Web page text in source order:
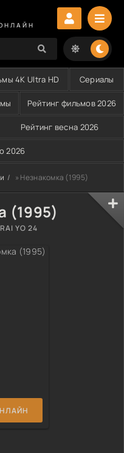
4K Ultra HD Сериалы
Рейтинг фильмов 2026
Рейтинг весна 2026
2026
» Незнакомка (1995)
(1995)
YO 24